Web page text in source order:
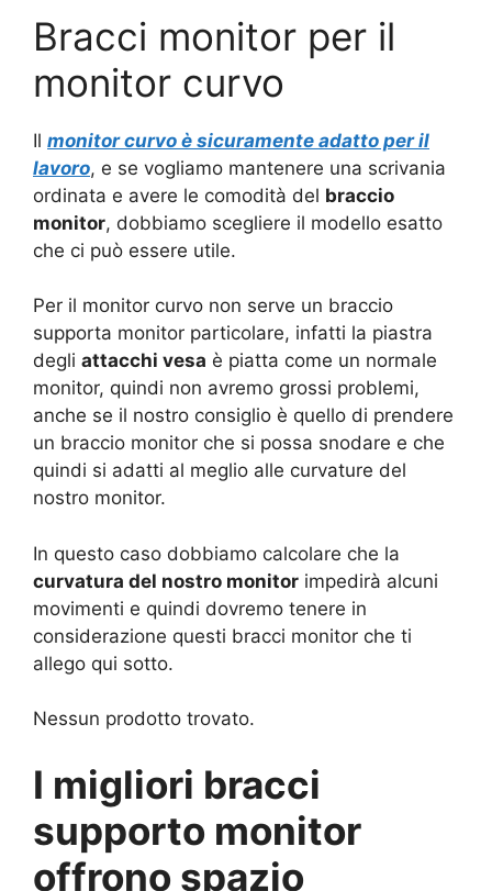
Bracci monitor per il
monitor curvo
Il monitor curvo è sicuramente adatto per il
lavoro, e se vogliamo mantenere una scrivania
ordinata e avere le comodità del braccio
monitor, dobbiamo scegliere il modello esatto
che ci può essere utile.
Per il monitor curvo non serve un braccio
supporta monitor particolare, infatti la piastra
degli attacchi vesa è piatta come un normale
monitor, quindi non avremo grossi problemi,
anche se il nostro consiglio è quello di prendere
un braccio monitor che si possa snodare e che
quindi si adatti al meglio alle curvature del
nostro monitor.
In questo caso dobbiamo calcolare che la
curvatura del nostro monitor impedirà alcuni
movimenti e quindi dovremo tenere in
considerazione questi bracci monitor che ti
allego qui sotto.
Nessun prodotto trovato.
I migliori bracci
supporto monitor
offrono spazio